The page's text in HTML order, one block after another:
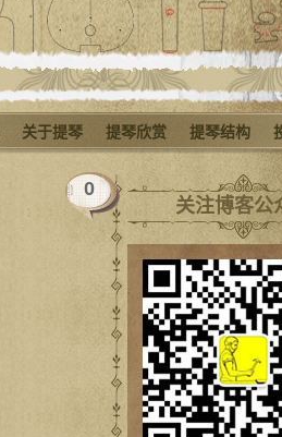
关于提琴 提琴欣赏 提琴结构
0
关注博客公